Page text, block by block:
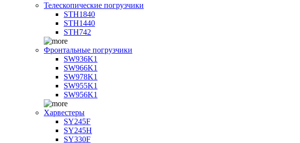
Телескопические погрузчики
STH1840
STH1440
STH742
Фронтальные погрузчики
SW936K1
SW966K1
SW978K1
SW955K1
SW956K1
Харвестеры
SY245F
SY245H
SY330F